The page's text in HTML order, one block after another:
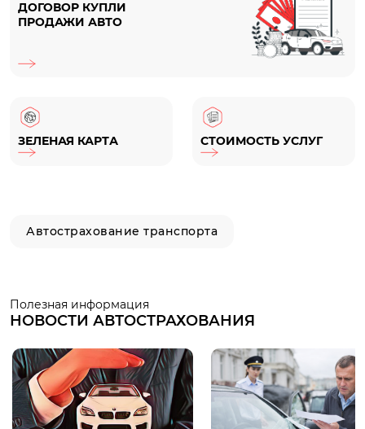
ДОГОВОР КУПЛИ
ПРОДАЖИ АВТО
ЗЕЛЕНАЯ КАРТА СТОИМОСТЬ УСЛУГ
Автострахование транспорта
Полезная информация
НОВОСТИ АВТОСТРАХОВАНИЯ